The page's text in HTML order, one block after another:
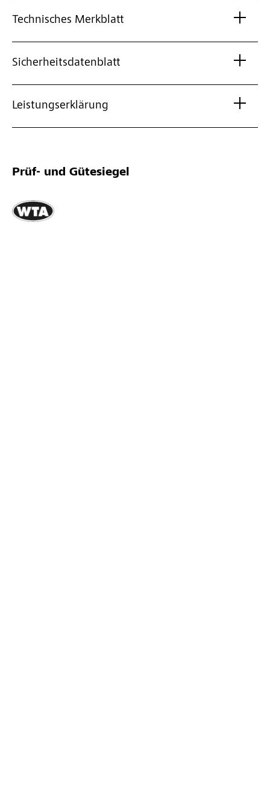
Technisches Merkblatt
Sicherheitsdatenblatt
Leistungserklärung
Prüf- und Gütesiegel